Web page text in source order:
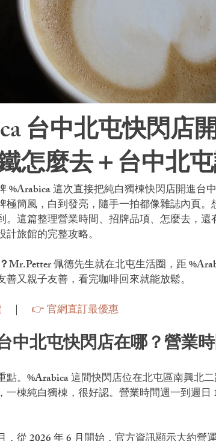
台中北屯快閃店
怎麼去＋台中北
%Arabica 這次直接把純白獨棟快閃店開進台
極簡風，白到發亮，隨手一拍都像雜誌內頁
。這篇整理營業時間、招牌品項、怎麼去，
旅館的完整攻略。
Mr.Petter 佩德先生就在北屯生活圈，距
又親子友善，看完咖啡回來就能放鬆。
｜ 👉 官網直訂最優惠
中北屯快閃店在哪？營業
點。%Arabica 這間快閃店位在北屯區南興北
一棟純白獨棟，很好認。營業時間週一到週日